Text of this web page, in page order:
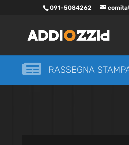
091-5084262
 RASSEGNA